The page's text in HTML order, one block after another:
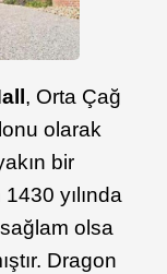
, Orta Çağ
olarak
bir
yılında
olsa
Dragon